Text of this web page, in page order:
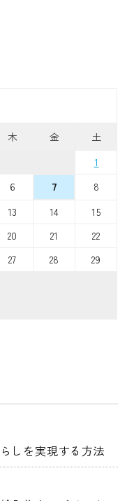
木 金 土
1
6 7
8
13 14
15
20 21
22
27 28
29
しを実現する方法